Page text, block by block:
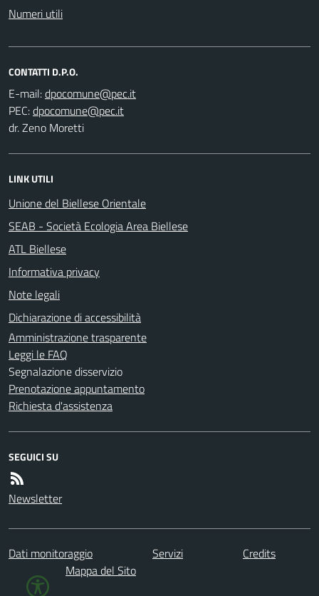
Numeri utili
CONTATTI D.P.O.
E-mail:
PEC:
dr. Zeno Moretti
LINK UTILI
Unione del Biellese Orientale
SEAB - Società Ecologia Area Biellese
ATL Biellese
Informativa privacy
Note legali
Dichiarazione di accessibilità
Amministrazione trasparente
Leggi le FAQ
Segnalazione disservizio
Prenotazione appuntamento
Richiesta d'assistenza
SEGUICI SU
Newsletter
Dati monitoraggio Servizi
Credits
Mappa del Sito